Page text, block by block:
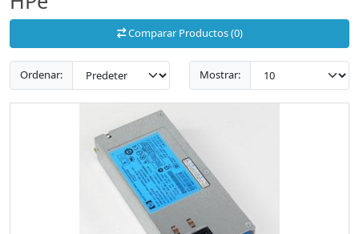
Comparar Productos (0)
Ordenar: Mostrar: